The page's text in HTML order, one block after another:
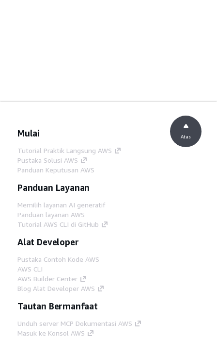
Mulai
Tutorial Praktik Langsung AWS
Pustaka Solusi AWS
Panduan Keputusan AWS
Panduan Layanan
Memilih layanan AI generatif
Panduan layanan AWS
Tutorial AWS CLI di GitHub
Alat Developer
Pustaka Contoh Kode AWS
AWS CLI
AWS Builder Center
Blog Alat Developer AWS
Tautan Bermanfaat
Unduh server MCP Dokumentasi AWS
Masuk ke Konsol AWS
Atas